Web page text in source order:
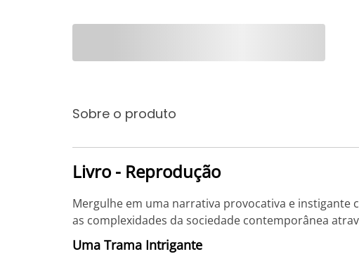
Sobre o produto
Livro - Reprodução
Mergulhe em uma narrativa provocativa e instigante
as complexidades da sociedade contemporânea
Uma Trama Intrigante